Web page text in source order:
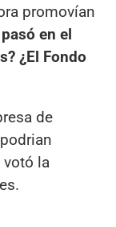
promovían
en el
¿El Fondo
de
votó la